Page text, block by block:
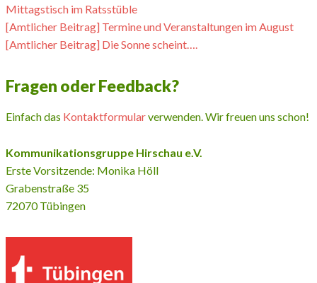
Mittagstisch im Ratsstüble
[Amtlicher Beitrag] Termine und Veranstaltungen im August
[Amtlicher Beitrag] Die Sonne scheint….
Fragen oder Feedback?
Einfach das Kontaktformularverwenden. Wir freuen uns schon!
Kommunikationsgruppe Hirschau e.V.
Erste Vorsitzende: Monika Höll
Grabenstraße 35
72070 Tübingen